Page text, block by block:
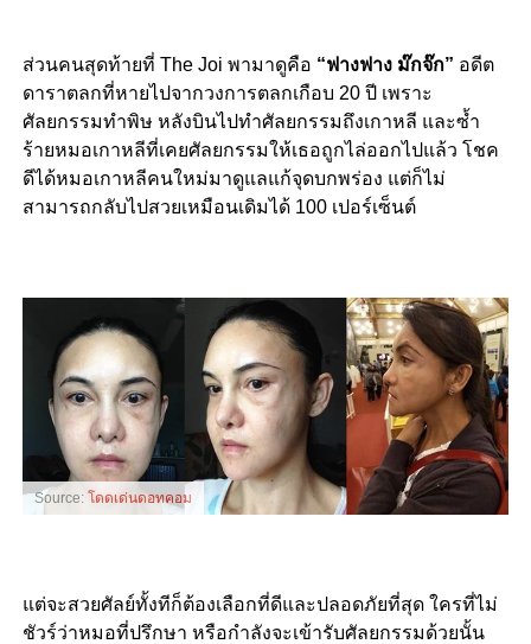
ส่วนคนสุดท้ายที่ The Joi พามาดูคือ “ฟางฟาง ม๊กจ๊ก” อดีต
ดาราตลกที่หายไปจากวงการตลกเกือบ 20 ปี เพราะ
ศัลยกรรมทำพิษ หลังบินไปทำศัลยกรรมถึงเกาหลี และซ้ำ
ร้ายหมอเกาหลีที่เคยศัลยกรรมให้เธอถูกไล่ออกไปแล้ว โชค
ดีได้หมอเกาหลีคนใหม่มาดูแลแก้จุดบกพร่อง แต่ก็ไม่
สามารถกลับไปสวยเหมือนเดิมได้ 100 เปอร์เซ็นต์
Source: โดดเด่นดอทคอม
แต่จะสวยศัลย์ทั้งทีก็ต้องเลือกที่ดีและปลอดภัยที่สุด ใครที่ไม่
ชัวร์ว่าหมอที่ปรึกษา หรือกำลังจะเข้ารับศัลยกรรมด้วยนั้น